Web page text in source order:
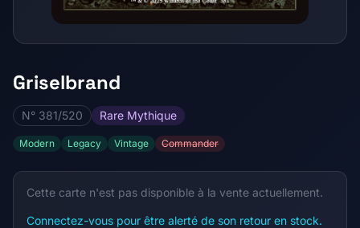
Griselbrand
N° 381/520 Rare Mythique
Modern Legacy Vintage Commander
Cette carte n'est pas disponible à la vente actuellement.
Connectez-vous pour être alerté de son retour en stock.